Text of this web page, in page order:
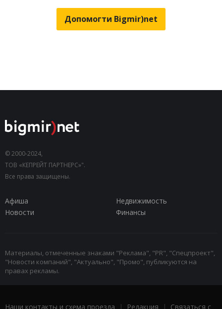
Допомогти Bigmir)net
© 2000-2024,
ТОВ «КЕПРЕЙТ ПАРТНЕРС»".
Все права защищены.
Афиша
Недвижимость
Новости
Финансы
Материалы, отмеченные знаками "Реклама", "PR", "Спецпроект",
"Новости компаний", "Актуально", "Промо", публикуются на
правах рекламы.
Наши контакты и схема проезда | Редакция | Связаться с